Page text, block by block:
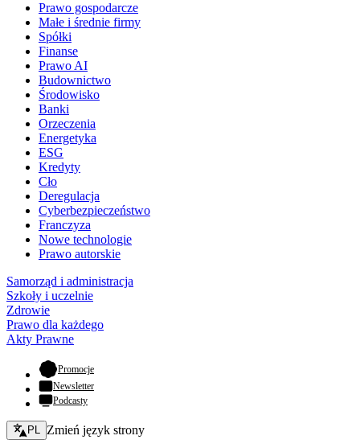
Prawo gospodarcze
Małe i średnie firmy
Spółki
Finanse
Prawo AI
Budownictwo
Środowisko
Banki
Orzeczenia
Energetyka
ESG
Kredyty
Cło
Deregulacja
Cyberbezpieczeństwo
Franczyza
Nowe technologie
Prawo autorskie
Samorząd i administracja
Szkoły i uczelnie
Zdrowie
Prawo dla każdego
Akty Prawne
Promocje- otwiera się w nowej karcie
Newsletter
Podcasty
Zmień język - bieżący:
PL Zmień język strony